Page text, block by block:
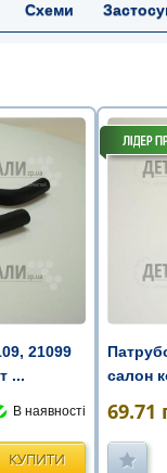
Схеми
21099
...
В наявності
КУПИТИ
салон
69.71